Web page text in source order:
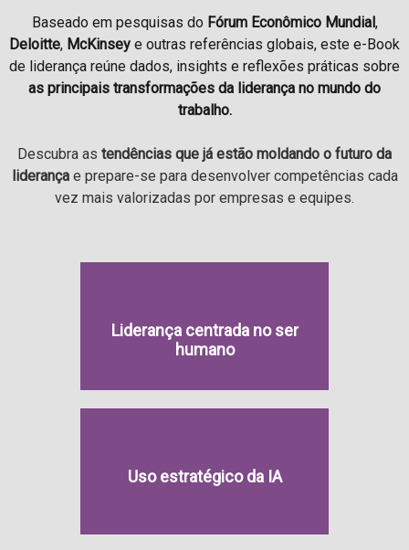
Baseado em pesquisas do Fórum Econômico Mundial ,
Deloitte, McKinsey e outras referências globais, este e-Book
de liderança reúne dados, insights e reflexões práticas sobre
as principais transformações da liderança no mundo do
trabalho.
Descubra as tendências que já estão moldando o futuro da
liderançae prepare-se para desenvolver competências cada
vez mais valorizadas por empresas e equipes.
Liderança centrada no ser
humano
Uso estratégico da IA